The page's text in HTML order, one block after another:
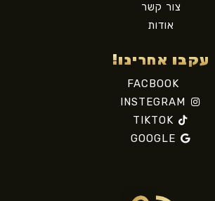
צור קשר
אודות
עקבו אחרינו!
FACBOOK
INSTEGRAM
TIKTOK
GOOGLE